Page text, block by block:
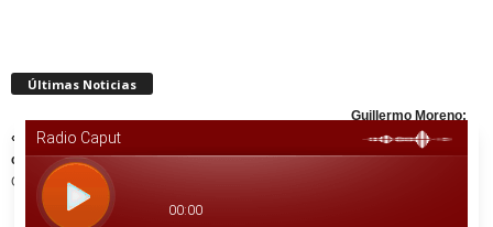
Últimas Noticias
Guillermo Moreno:
«Con radicales controlando y peronistas trabajando hay una buena
opción»
Guillermo Moreno es político y economista. Fue